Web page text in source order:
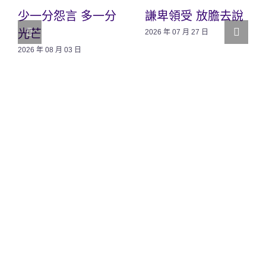
少一分怨言 多一分
光芒
2026 年 08 月 03 日
謙卑領受 放膽去說
2026 年 07 月 27 日